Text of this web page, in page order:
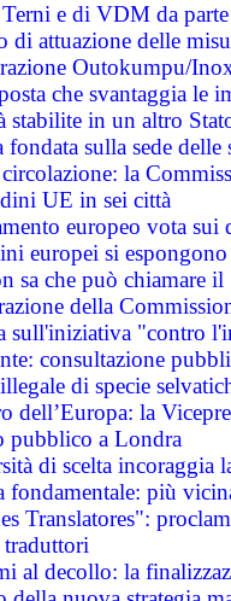
e di VDM da
di attuazione delle
Outokumpu/
che svantaggia le
stabilite in un altro
fondata sulla sede delle
la
UE in sei città
europeo vota sui
europei si
sa che può chiamare
della
sull'iniziativa "contro
consultazione
di specie
dell’Europa: la
pubblico a Londra
di scelta
fondamentale: più
Translatores":
al decollo: la